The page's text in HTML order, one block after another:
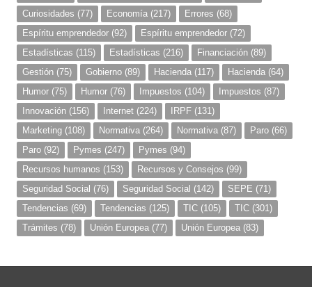
Curiosidades (77) Economía (217) Errores (68)
Espíritu emprendedor (92) Espíritu emprendedor (72)
Estadísticas (115) Estadísticas (216) Financiación (89)
Gestión (75) Gobierno (89) Hacienda (117) Hacienda (64)
Humor (75) Humor (76) Impuestos (104) Impuestos (87)
Innovación (156) Internet (224) IRPF (131)
Marketing (108) Normativa (264) Normativa (87) Paro (66)
Paro (92) Pymes (247) Pymes (94)
Recursos humanos (153) Recursos y Consejos (99)
Seguridad Social (76) Seguridad Social (142) SEPE (71)
Tendencias (69) Tendencias (125) TIC (105) TIC (301)
Trámites (78) Unión Europea (77) Unión Europea (83)